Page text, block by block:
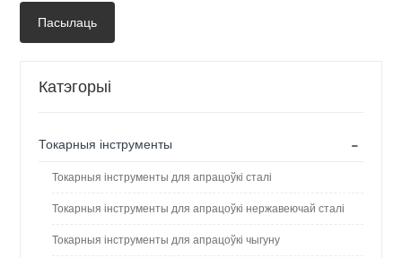
Пасылаць
Катэгорыі
-
Токарныя інструменты
Токарныя інструменты для апрацоўкі сталі
Токарныя інструменты для апрацоўкі нержавеючай сталі
Токарныя інструменты для апрацоўкі чыгуну